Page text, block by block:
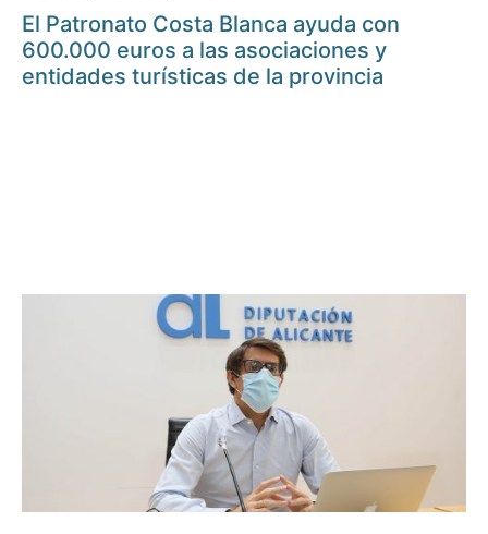
El Patronato Costa Blanca ayuda con
600.000 euros a las asociaciones y
entidades turísticas de la provincia